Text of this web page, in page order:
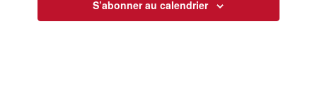
S’abonner au calendrier